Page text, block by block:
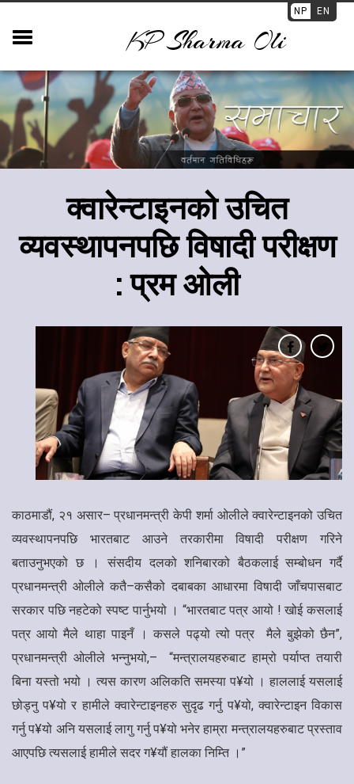
NP EN
KP Sharma Oli
क्वारेन्टाइनको उचित
व्यवस्थापनपछि विषादी परीक्षण
: प्रम ओली
काठमाडौं, २१ असार– प्रधानमन्त्री केपी शर्मा ओलीले क्वारेन्टाइनको उचित
व्यवस्थापनपछि भारतबाट आउने तरकारीमा विषादी परीक्षण गरिने
बताउनुभएको छ । संसदीय दलको शनिबारको बैठकलाई सम्बोधन गर्दै
प्रधानमन्त्री ओलीले कतै–कसैको दबाबका आधारमा विषादी जाँचपासबाट
सरकार पछि नहटेको स्पष्ट पार्नुभयो । “भारतबाट पत्र आयो ! खोई कसलाई
पत्र आयो मैले थाहा पाइनँ । कसले पढ्यो त्यो पत्र
मैले बुझेको छैन”,
प्रधानमन्त्री ओलीले भन्नुभयो,– “मन्त्रालयहरुबाट हाम्रो पर्याप्त तयारी
बिना यस्तो भयो । त्यस कारण अलिकति समस्या प¥यो । हाललाई यसलाई
छोड्नु प¥यो र हामीले क्वारेन्टाइनहरु सुदृढ गर्नु प¥यो, क्वारेन्टाइन विकास
गर्नु प¥यो अनि यसलाई लागु गर्नु प¥यो भनेर हाम्रा मन्त्रालयहरुबाट प्रस्ताव
आएपछि त्यसलाई हामीले सदर ग¥यौं हालका निम्ति ।”